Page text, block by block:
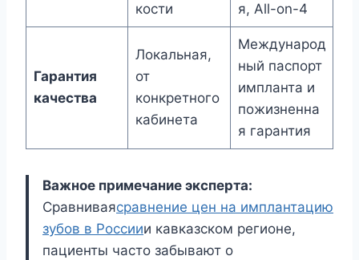
кости
я, All-on-4
Гарантия
качества
Локальная,
от
конкретного
кабинета
Международ
ный паспорт
импланта и
пожизненна
я гарантия
Важное примечание эксперта:
Сравниваясравнение цен на имплантацию
зубов в Россиии кавказском регионе,
пациенты часто забывают о